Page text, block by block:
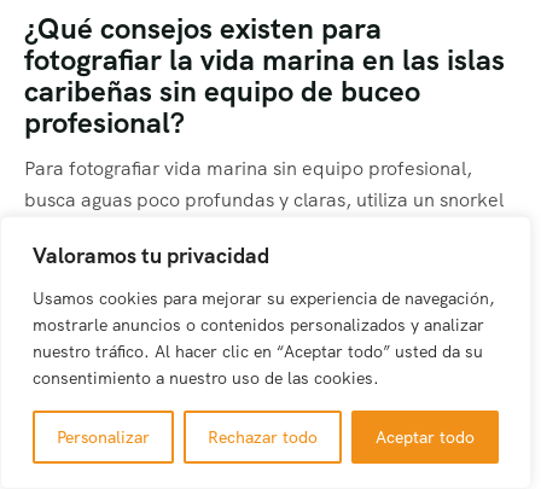
Valoramos tu privacidad
Usamos cookies para mejorar su experiencia de navegación,
mostrarle anuncios o contenidos personalizados y analizar
nuestro tráfico. Al hacer clic en “Aceptar todo” usted da su
consentimiento a nuestro uso de las cookies.
Personalizar Rechazar todo Aceptar todo
¿Qué consejos existen para
fotografiar la vida marina en las islas
caribeñas sin equipo de buceo
profesional?
Para fotografiar vida marina sin equipo profesional,
busca aguas poco profundas y claras, utiliza un snorkel
considera una carcasa impermeable económica para tu
smartphone o cámara, prefiere días soleados sin viento
para mayor visibilidad, y visita áreas marinas protegidas
donde la vida marina es más abundante y accesible.
¿Cómo puedo proteger mi equipo
fotográfico del daño por arena y agua